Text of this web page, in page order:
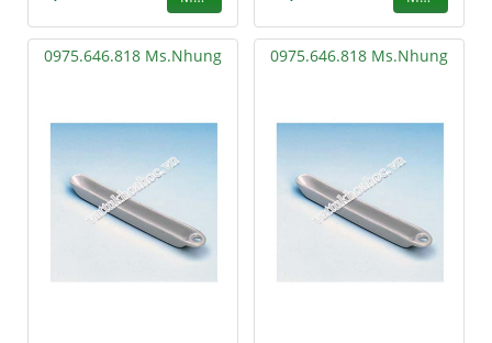
0975.646.818 Ms.Nhung 0975.646.818 Ms.Nhung